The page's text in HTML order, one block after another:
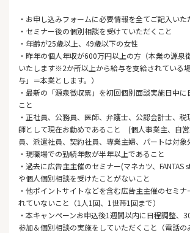
・お申し込みフォームに必要情報を全てご記入いた
・セミナー後の個別相談を受けていただくこと
・年齢が25歳以上、49歳以下の女性
・昨年の個人年収が600万円以上の方（本業の源泉
いたします※2か所以上から給与を支給されている
与」＝本業とします。）
・最新の「源泉徴収票」を初回個別面談実施日中に
こと
・正社員、公務員、医師、弁護士、公認会計士、
師として現在お勤めであること (個人事業主、自
員、派遣社員、契約社員、専業主婦、パートは対象
・現職場での勤続年数が半年以上であること
・過去に広告主主催のセミナー(マネカツ、FANTAS
や個人個別相談を受けたことがないこと
・他ポイントサイトなどを含む広告主主催のセミナ
れていないこと（1人1回、1世帯1回まで）
・本キャンペーンお申込後1週間以内に日程調整、
参加＆個別相談の実施をしていただくこと（電話の